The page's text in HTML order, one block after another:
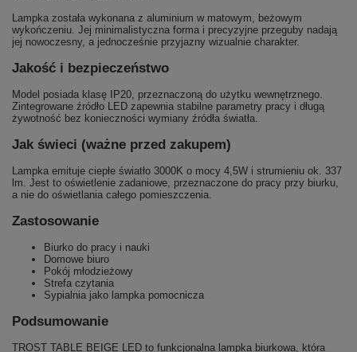
Lampka została wykonana z aluminium w matowym, beżowym
wykończeniu. Jej minimalistyczna forma i precyzyjne przeguby nadają
jej nowoczesny, a jednocześnie przyjazny wizualnie charakter.
Jakość i bezpieczeństwo
Model posiada klasę IP20, przeznaczoną do użytku wewnętrznego.
Zintegrowane źródło LED zapewnia stabilne parametry pracy i długą
żywotność bez konieczności wymiany źródła światła.
Jak świeci (ważne przed zakupem)
Lampka emituje ciepłe światło 3000K o mocy 4,5W i strumieniu ok. 337
lm. Jest to oświetlenie zadaniowe, przeznaczone do pracy przy biurku,
a nie do oświetlania całego pomieszczenia.
Zastosowanie
Biurko do pracy i nauki
Domowe biuro
Pokój młodzieżowy
Strefa czytania
Sypialnia jako lampka pomocnicza
Podsumowanie
TROST TABLE BEIGE LED to funkcjonalna lampka biurkowa, która